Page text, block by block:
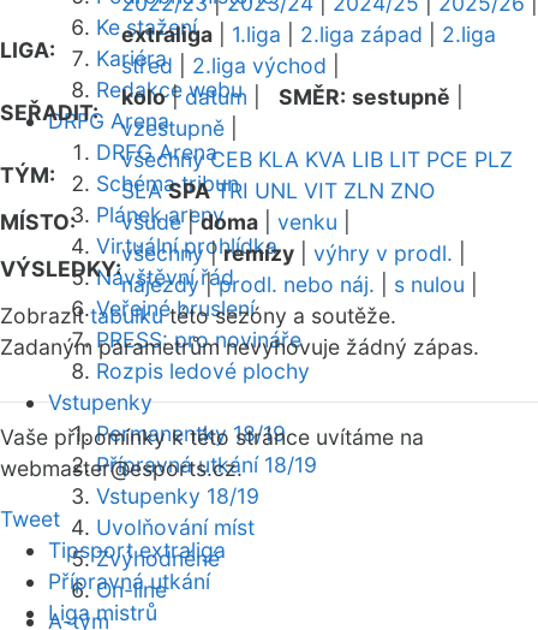
Ke stažení
Kariéra
Redakce webu
DRFG Arena
DRFG Arena
Schéma tribun
Plánek areny
Virtuální prohlídka
Návštěvní řád
Veřejné bruslení
PRESS: pro novináře
Rozpis ledové plochy
Vstupenky
Permanentky 18/19
Přípravná utkání 18/19
Vstupenky 18/19
Uvolňování míst
Zvýhodněné
On-line
A-tým
LIGA:
extraliga 1.liga 2.liga západ
2.liga
střed
2.liga východ
SEŘADIT:
kolo|datum SMĚR: sestupně
vzestupně
TÝM:
všechny CEB KLA KVA LIB LIT PCE PLZ
SLA SPA TRI UNL VIT ZLN ZNO
MÍSTO:
všude|doma venku
VÝSLEDKY:
všechny|remízy výhry v prodl.
nájezdy|prodl. nebo náj. s nulou
Zobrazittabulkutéto sezóny a soutěže.
Zadaným parametrům nevyhovuje žádný zápas.
Vaše připomínky k této stránce uvítáme na
webmaster@esports.cz.
Tweet
Tipsport extraliga
Přípravná utkání
Liga mistrů